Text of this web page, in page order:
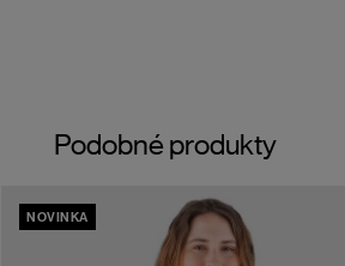
Podobné produkty
NOVINKA